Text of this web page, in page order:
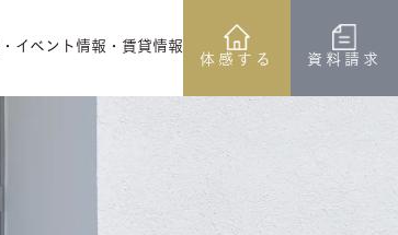
・イベント情報 ・賃貸情報
体感する
資料請求